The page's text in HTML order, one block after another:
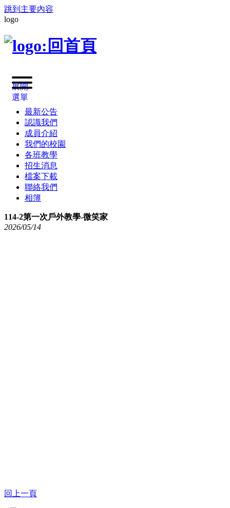
跳到主要內容
logo
展開
選單
最新公告
認識我們
成員介紹
我們的校園
各班教學
招生消息
檔案下載
聯絡我們
相簿
114-2第一次戶外教學-微笑家
2026/05/14
回上一頁